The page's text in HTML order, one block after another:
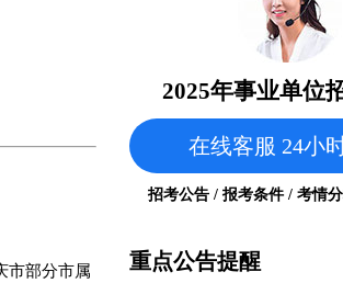
市部分市属
2025年事业单位
在线客服 24小
招考公告 / 报考条件 / 考情
重点公告提醒